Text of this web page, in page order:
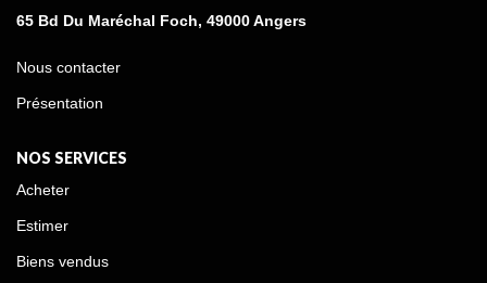
65 Bd Du Maréchal Foch, 49000 Angers
Nous contacter
Présentation
NOS SERVICES
Acheter
Estimer
Biens vendus